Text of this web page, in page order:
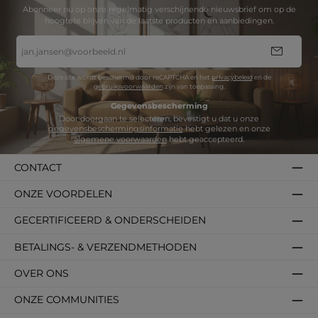
Abonneer nu op onze regelmatig verschijnende nieuwsbrief om op de
hoogtete blijven van de laatste producten en aanbiedingen.
mailadres
*
Deze site wordt beschermd door reCAPTCHA en het privacybeleid en de
gebruiksvoorwaarden zijn van toepassing.
Gegevensbescherming
gegevensbeschermingsinformatie
algemene voorwaardenhebt geaccepteerd.
CONTACT
BETALINGS- & VERZENDMETHODEN
OVER ONS
GECERTIFICEERD & ONDERSCHEIDEN
ONZE VOORDELEN
ONZE COMMUNITIES